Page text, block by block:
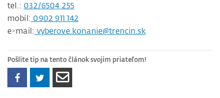
tel.: 032/6504 255
mobil: 0902 911 142
e-mail: vyberove.konanie@trencin.sk
Pošlite tip na tento článok svojim priateľom!